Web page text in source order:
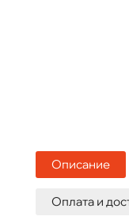
Описание
Оплата и